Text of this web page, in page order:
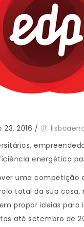
2016 /
energética
uma competição
total da sua casa,
propor ideias
até setembro de